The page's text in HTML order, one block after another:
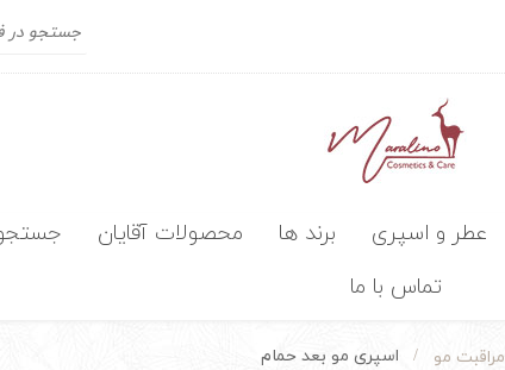
عطر و اسپری برند ها محصولات آقایان
تماس با ما
مراقبت مو / اسپری مو بعد حمام